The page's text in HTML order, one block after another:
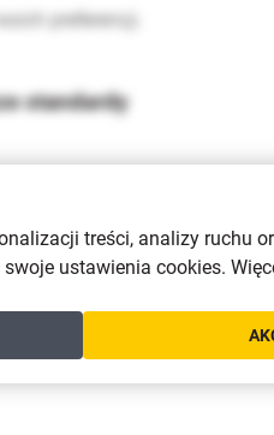
preferencji.
standardy
treści, analizy ruchu
ustawienia cookies.